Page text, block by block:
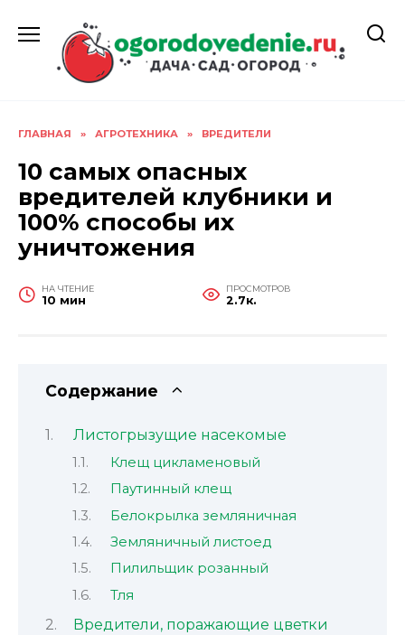
содержанию
ГЛАВНАЯ » АГРОТЕХНИКА » ВРЕДИТЕЛИ
10 самых опасных
вредителей клубники и
100% способы их
уничтожения
НА ЧТЕНИЕ
10 мин
ПРОСМОТРОВ
2.7к.
Содержание
Листогрызущие насекомые
Клещ цикламеновый
Паутинный клещ
Белокрылка земляничная
Земляничный листоед
Пилильщик розанный
Тля
Вредители, поражающие цветки